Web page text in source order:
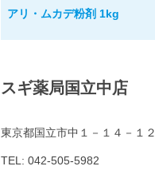
アリ・ムカデ粉剤 1kg
スギ薬局国立中店
東京都国立市中１－１４－１２
TEL: 042-505-5982